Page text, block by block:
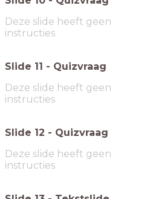
Deze slide heeft geen
instructies
Slide 11 - Quizvraag
Deze slide heeft geen
instructies
Slide 12 - Quizvraag
Deze slide heeft geen
instructies